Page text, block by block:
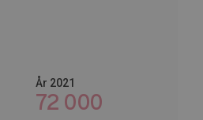
År 2021
72 000